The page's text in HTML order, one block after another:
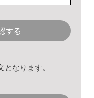
する
なります。